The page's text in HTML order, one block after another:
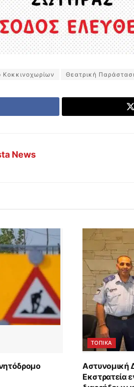
Κοκκινοχωρίων Θεατρική
News
ΤΟΠΙΚΑ
Αστυνομική
Εκστρατεία